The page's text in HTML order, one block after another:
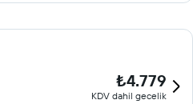
₺4.779
KDV dahil gecelik